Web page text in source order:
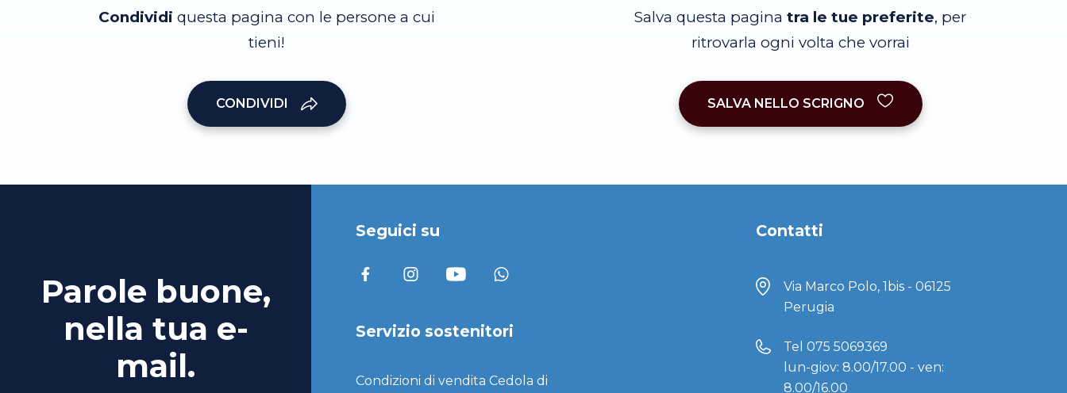
Condividi questa pagina con le persone a cui
tieni!
CONDIVIDI
Salva questa pagina tra le tue preferite, per
ritrovarla ogni volta che vorrai
SALVA NELLO SCRIGNO
Parole buone,
nella tua e-
mail.
Seguici su
Servizio sostenitori
Condizioni di vendita Cedola di
Contatti
Via Marco Polo, 1bis - 06125
Perugia
Tel 075 5069369
lun-giov: 8.00/17.00 - ven:
8.00/16.00